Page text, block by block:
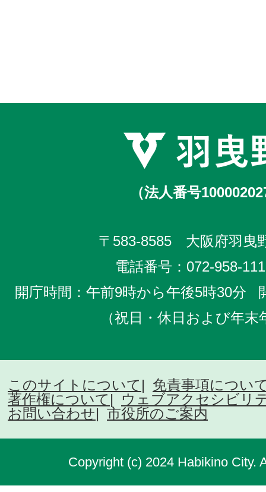
（法人番号
〒583-8585 大阪府羽曳
電話番号： 072-958-
開庁時間：午前9時から午後5時30分
（祝日・休日および年
このサイトについて
免責事項につい
著作権について
ウェブアクセシビリ
お問い合わせ
市役所のご案内
Copyright (c) 2024 Habikino City.